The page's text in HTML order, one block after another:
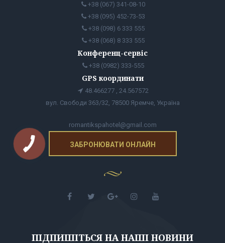
+38 (067) 341-08-10
+38 (095) 452-73-53
+38 (098) 6 333 555
+38 (068) 8 333 555
Конференц-сервіс
+38 (0982) 333-555
GPS координати
48.466277 , 24.567572
вул. Свободи 363/32, 78500 Яремче, Україна
romantikspahotel@gmail.com
ЗАБРОНЮВАТИ ОНЛАЙН
ПІДПИШІТЬСЯ НА НАШІ НОВИНИ